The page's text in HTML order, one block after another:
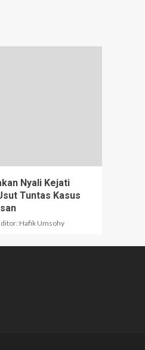
Nyali Kejati
Tuntas Kasus
Hafik Umsohy